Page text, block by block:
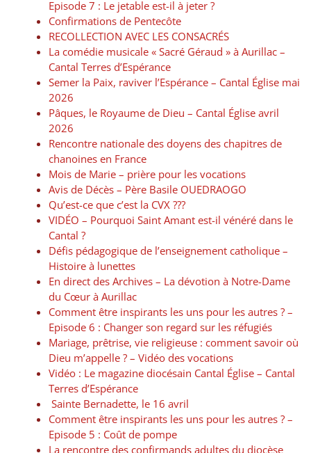
Episode 7 : Le jetable est-il à jeter ?
Confirmations de Pentecôte
RECOLLECTION AVEC LES CONSACRÉS
La comédie musicale « Sacré Géraud » à Aurillac –
Cantal Terres d’Espérance
Semer la Paix, raviver l’Espérance – Cantal Église mai
2026
Pâques, le Royaume de Dieu – Cantal Église avril
2026
Rencontre nationale des doyens des chapitres de
chanoines en France
Mois de Marie – prière pour les vocations
Avis de Décès – Père Basile OUEDRAOGO
Qu’est-ce que c’est la CVX ???
VIDÉO – Pourquoi Saint Amant est-il vénéré dans le
Cantal ?
Défis pédagogique de l’enseignement catholique –
Histoire à lunettes
En direct des Archives – La dévotion à Notre-Dame
du Cœur à Aurillac
Comment être inspirants les uns pour les autres ? –
Episode 6 : Changer son regard sur les réfugiés
Mariage, prêtrise, vie religieuse : comment savoir où
Dieu m’appelle ? – Vidéo des vocations
Vidéo : Le magazine diocésain Cantal Église – Cantal
Terres d’Espérance
Sainte Bernadette, le 16 avril
Comment être inspirants les uns pour les autres ? –
Episode 5 : Coût de pompe
La rencontre des confirmands adultes du diocèse